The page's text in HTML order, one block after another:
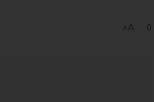
A A 0